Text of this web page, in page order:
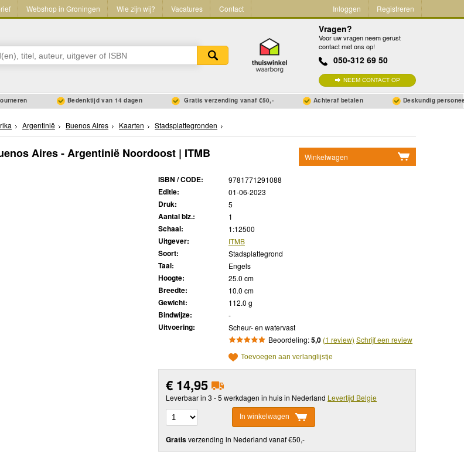
Webshop in Groningen Wie zijn wij? Vacatures Contact Inloggen Registreren
Vragen?
Voor uw vragen neem gerust
contact met ons op!
050-312 69 50
NEEM CONTACT OP
Bedenktijd van 14 dagen Gratis verzending vanaf €50,- Achteraf betalen Deskundig
Argentinië Buenos Aires Kaarten Stadsplattegronden
Winkelwagen
Aires - Argentinië Noordoost | ITMB
ISBN / CODE: 9781771291088
Editie: 01-06-2023
Druk: 5
Aantal blz.: 1
Schaal: 1:12500
Uitgever: ITMB
Soort: Stadsplattegrond
Taal: Engels
Hoogte: 25.0 cm
Breedte: 10.0 cm
Gewicht: 112.0 g
Bindwijze: -
Uitvoering:
Scheur- en watervast
Beoordeling:5,0 (1 review) Schrijf een review
Toevoegen aan verlanglijstje
€ 14,95
Leverbaar in 3 - 5 werkdagen in huis in Nederland Levertijd Belgie
In winkelwagen
Gratisverzending in Nederland vanaf €50,-